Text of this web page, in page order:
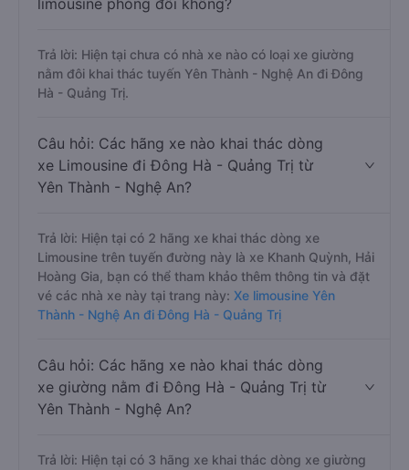
limousine phòng đôi không?
Trả lời: Hiện tại chưa có nhà xe nào có loại xe giường
nằm đôi khai thác tuyến Yên Thành - Nghệ An đi Đông
Hà - Quảng Trị.
Câu hỏi: Các hãng xe nào khai thác dòng
xe Limousine đi Đông Hà - Quảng Trị từ
Yên Thành - Nghệ An?
Trả lời: Hiện tại có 2 hãng xe khai thác dòng xe
Limousine trên tuyến đường này là xe Khanh Quỳnh, Hải
Hoàng Gia, bạn có thể tham khảo thêm thông tin và đặt
vé các nhà xe này tại trang này: Xe limousine Yên
Thành - Nghệ An đi Đông Hà - Quảng Trị
Câu hỏi: Các hãng xe nào khai thác dòng
xe giường nằm đi Đông Hà - Quảng Trị từ
Yên Thành - Nghệ An?
Trả lời: Hiện tại có 3 hãng xe khai thác dòng xe giường